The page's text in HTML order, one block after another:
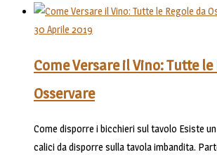
30 Aprile 2019
Come Versare il Vino: Tutte le
Osservare
Come disporre i bicchieri sul tavolo Esiste
calici da disporre sulla tavola imbandita.